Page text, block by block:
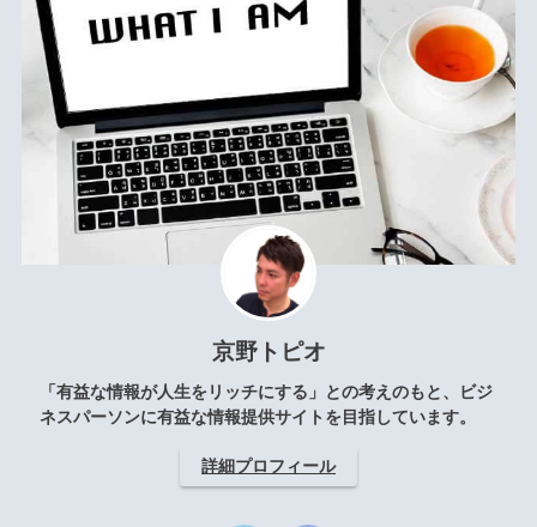
京野トピオ
「有益な情報が人生をリッチにする」との考えのもと、ビジ
ネスパーソンに有益な情報提供サイトを目指しています。
詳細プロフィール